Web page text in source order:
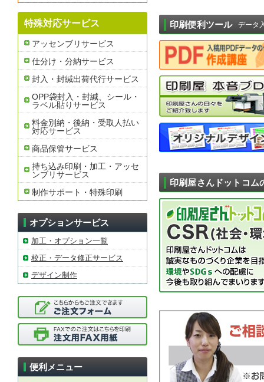
印刷便利ツール データ
印刷屋さんドットコム
特殊対応サービス
アッセンブリサービス
仕分け・分納サービス
封入・封緘出荷代行サービス
OPP袋封入・封緘、シール・
ラベル貼りサービス
料金別納・後納・受取人払い
対応サービス
商品保管サービス
持ち込み印刷・加工・アッセ
ンブリサービス
制作サポート・特殊印刷
オプションサービス
加工・オプション一覧
校正・データ修正サービス
デザイン制作
便利メニュー